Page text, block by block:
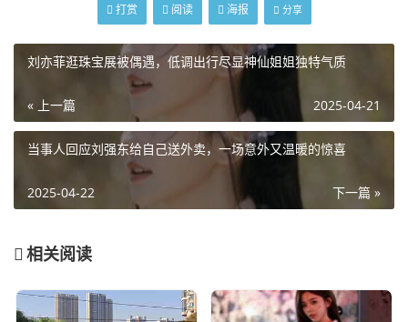
打赏 阅读 海报 分享
刘亦菲逛珠宝展被偶遇，低调出行尽显神仙姐姐独特气质
« 上一篇 2025-04-21
当事人回应刘强东给自己送外卖，一场意外又温暖的惊喜
下一篇 »
2025-04-22
相关阅读